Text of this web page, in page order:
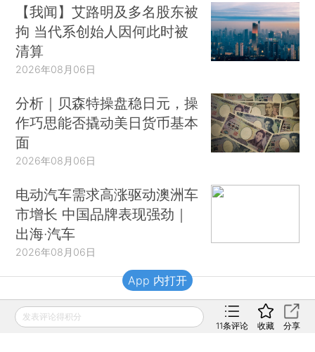
【我闻】艾路明及多名股东被
拘 当代系创始人因何此时被
清算
2026年08月06日
分析｜贝森特操盘稳日元，操
作巧思能否撬动美日货币基本
面
2026年08月06日
电动汽车需求高涨驱动澳洲车
市增长 中国品牌表现强劲｜
出海·汽车
2026年08月06日
财新移动
发表评论得积分
11条评论 收藏 分享
App 内打开